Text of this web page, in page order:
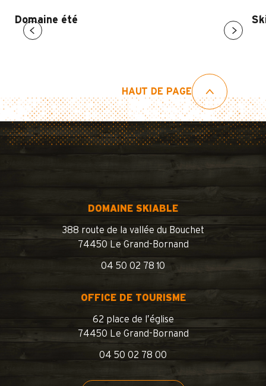
Domaine été
HAUT DE PAGE
DOMAINE SKIABLE
388 route de la vallée du Bouchet
74450 Le Grand-Bornand
04 50 02 78 10
OFFICE DE TOURISME
62 place de l’église
74450 Le Grand-Bornand
04 50 02 78 00